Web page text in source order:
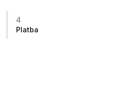
4
Platba